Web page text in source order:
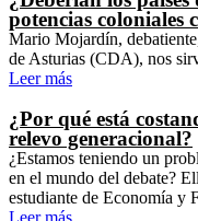
potencias coloniales
Mario Mojardín,
de Asturias (CDA), nos
Leer más
¿Por qué está
relevo generacional?
¿Estamos teniendo un
en el mundo del debate?
estudiante de Economía y
Leer más